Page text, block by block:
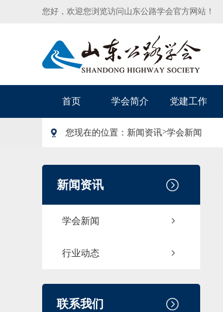
您好，欢迎您浏览访问山东公路学会官方网站！
首页 学会简介 党建工作
您现在的位置： 新闻资讯>学会新闻
新闻资讯
学会新闻
行业动态
联系我们